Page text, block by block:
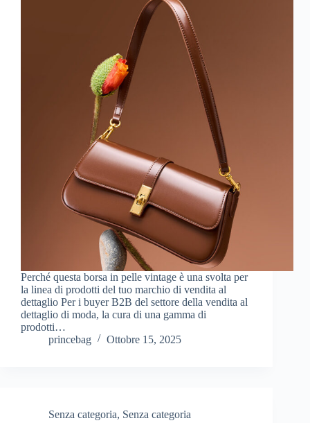
Perché questa borsa in pelle vintage è una svolta per
la linea di prodotti del tuo marchio di vendita al
dettaglio Per i buyer B2B del settore della vendita al
dettaglio di moda, la cura di una gamma di
prodotti…
princebag
Ottobre 15, 2025
Senza categoria, Senza categoria